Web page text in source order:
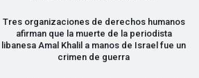
Tres organizaciones de derechos humanos
afirman que la muerte de la periodista
libanesa Amal Khalil a manos de Israel fue un
crimen de guerra